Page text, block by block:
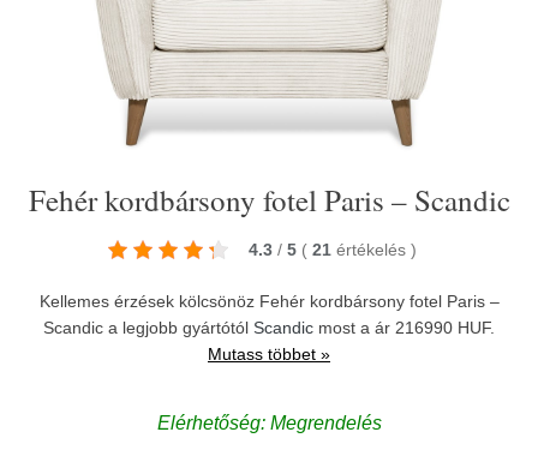
Fehér kordbársony fotel Paris – Scandic
4.3 / 5 ( 21 értékelés )
Kellemes érzések kölcsönöz Fehér kordbársony fotel Paris –
Scandic a legjobb gyártótól Scandic most a ár 216990 HUF.
Mutass többet »
Elérhetőség: Megrendelés